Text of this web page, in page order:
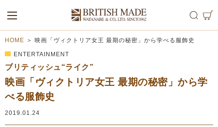
ALL MEN
WOMEN
HOME ＞ 映画「ヴィクトリア女王 最期の秘密」から学べる服飾史
ENTERTAINMENT
ブリティッシュ“ライク”
映画「ヴィクトリア女王 最期の秘密」から学
べる服飾史
2019.01.24